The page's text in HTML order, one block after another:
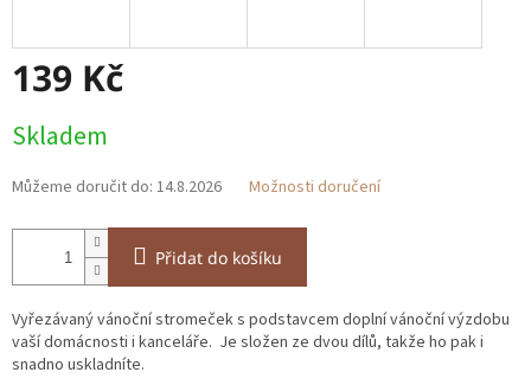
139 Kč
cena:
Skladem
Můžeme doručit do: 14.8.2026 Možnosti doručení
Přidat do košíku
Vyřezávaný vánoční stromeček s podstavcem doplní vánoční výzdobu
vaší domácnosti i kanceláře. Je složen ze dvou dílů, takže ho pak i
snadno uskladníte.